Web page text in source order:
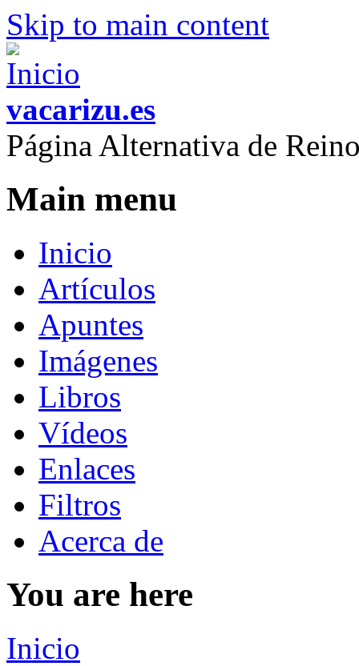
Skip to main content
vacarizu.es
Página Alternativa de
Main menu
Inicio
Artículos
Apuntes
Imágenes
Libros
Vídeos
Enlaces
Filtros
Acerca de
You are here
Inicio